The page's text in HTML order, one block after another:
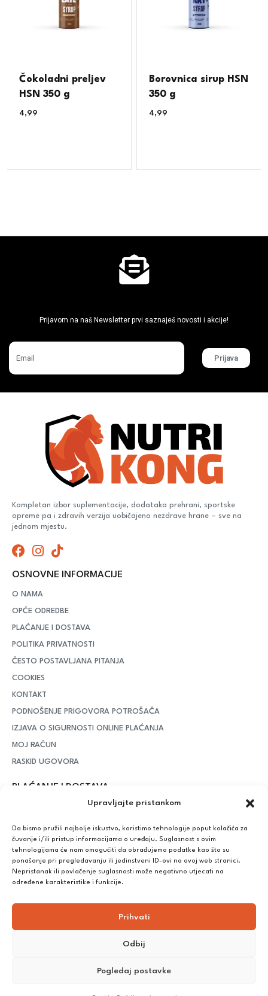
Upravljajte pristankom
Da bismo pružili najbolje iskustvo, koristimo tehnologije poput kolačića za
čuvanje i/ili pristup informacijama o uređaju. Suglasnost s ovim
tehnologijama će nam omogućiti da obrađujemo podatke kao što su
ponašanje pri pregledavanju ili jedinstveni ID-ovi na ovoj web stranici.
Nepristanak ili povlačenje suglasnosti može negativno utjecati na
određene karakteristike i funkcije.
Prihvati
Odbij
Pogledaj postavke
Čokoladni preljev
HSN 350 g
4,99
Borovnica sirup HSN
350 g
4,99
Prijavom na naš Newsletter prvi saznaješ novosti i akcije!
Prijava
Kompletan izbor suplementacije, dodataka prehrani, sportske
opreme pa i zdravih verzija uobičajeno nezdrave hrane – sve na
jednom mjestu.
OSNOVNE INFORMACIJE
O NAMA
OPĆE ODREDBE
PLAĆANJE I DOSTAVA
POLITIKA PRIVATNOSTI
ČESTO POSTAVLJANA PITANJA
COOKIES
KONTAKT
PODNOŠENJE PRIGOVORA POTROŠAČA
IZJAVA O SIGURNOSTI ONLINE PLAĆANJA
MOJ RAČUN
RASKID UGOVORA
PLAĆANJE I DOSTAVA
– iznad potrošenih 55 eura dostava je
Plaćanje:
Bankovna transakcija, plaćanje prilikom preuzimanja, CorvusPay